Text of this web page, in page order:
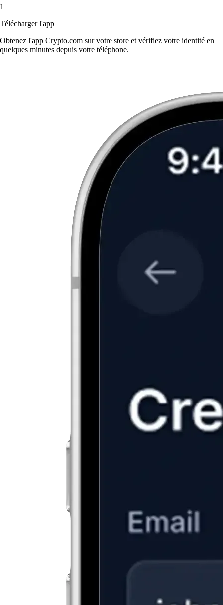
1
Télécharger l'app
Obtenez l'app Crypto.com sur votre store et vérifiez votre identité en
quelques minutes depuis votre téléphone.